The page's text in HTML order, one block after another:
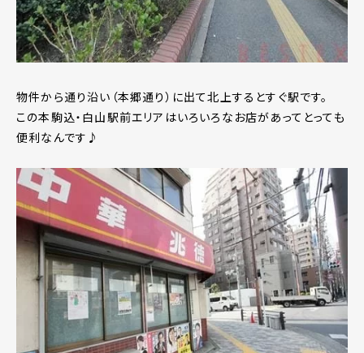
物件から通り沿い（本郷通り）に出て北上するとすぐ駅です。
この本駒込・白山駅前エリアはいろいろなお店があってとっても
便利なんです♪